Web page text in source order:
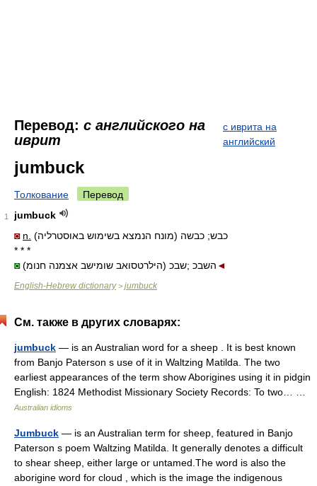
Перевод: с английского на
иврит
с иврита на
английский
jumbuck
Толкование Перевод
1
jumbuck
◙ n. כבש; כבשה (מונח הנמצא בשימוש באוסטרליה)
* * *
◙
(הילרטסואב שומישב אצמנה חנומ) השבכ ;שבכ ◄
English-Hebrew dictionary> jumbuck
См. также в других словарях:
jumbuck — is an Australian word for a sheep . It is best known
from Banjo Paterson s use of it in Waltzing Matilda. The two
earliest appearances of the term show Aborigines using it in pidgin
English: 1824 Methodist Missionary Society Records: To two… …
Australian idioms
Jumbuck — is an Australian term for sheep, featured in Banjo
Paterson s poem Waltzing Matilda. It generally denotes a difficult
to shear sheep, either large or untamed.The word is also the
aborigine word for cloud , which is the image the indigenous